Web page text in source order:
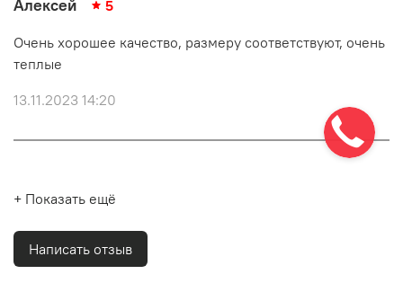
Алексей 5
Очень хорошее качество, размеру соответствуют, очень
теплые
13.11.2023 14:20
+ Показать ещё
Написать отзыв